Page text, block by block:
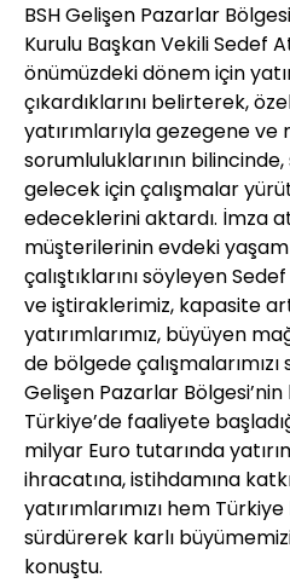
BSH Gelişen Pazarlar
Kurulu Başkan Vekili Sedef
önümüzdeki dönem için
çıkardıklarını belirterek,
yatırımlarıyla gezegene
sorumluluklarının
gelecek için çalışmalar
edeceklerini aktardı. İmza
müşterilerinin evdeki
çalıştıklarını söyleyen
ve iştiraklerimiz, kapasite
yatırımlarımız, büyüyen
de bölgede çalışmalarımızı
Gelişen Pazarlar
Türkiye’de faaliyete
milyar Euro tutarında
ihracatına, istihdamına
yatırımlarımızı hem
sürdürerek karlı
konuştu.